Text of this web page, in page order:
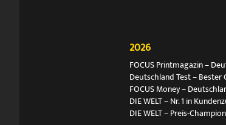
2026
FOCUS Printmagazin –
Deutschland Test – Bester
FOCUS Money –
DIE WELT – Nr. 1 in
DIE WELT – Preis-